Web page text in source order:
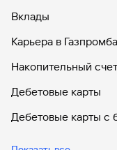
Вклады
Карьера в
Накопительный счет
Дебетовые карты
Дебетовые карты с